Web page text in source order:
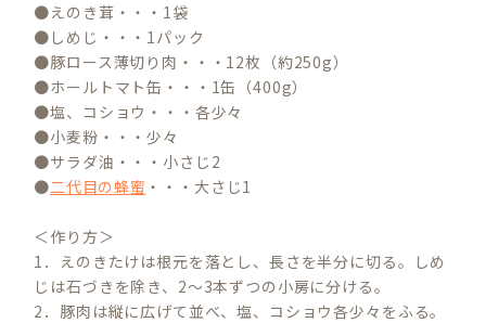
●えのき茸・・・1袋
●しめじ・・・1パック
●豚ロース薄切り肉・・・12枚（約250g）
●ホールトマト缶・・・1缶（400g）
●塩、コショウ・・・各少々
●小麦粉・・・少々
●サラダ油・・・小さじ2
●二代目の蜂蜜 ・・・大さじ1
＜作り方＞
1．えのきたけは根元を落とし、長さを半分に切る。しめ
じは石づきを除き、2～3本ずつの小房に分ける。
2．豚肉は縦に広げて並べ、塩、コショウ各少々をふる。